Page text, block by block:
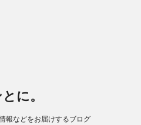
に。
報などをお届けするブログ